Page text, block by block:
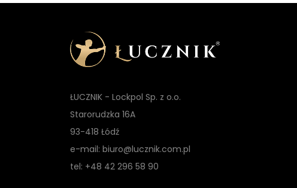
ŁUCZNIK - Lockpol Sp. z o.o.
Starorudzka 16A
93-418 Łódź
e-mail: biuro@lucznik.com.pl
tel: +48 42 296 58 90